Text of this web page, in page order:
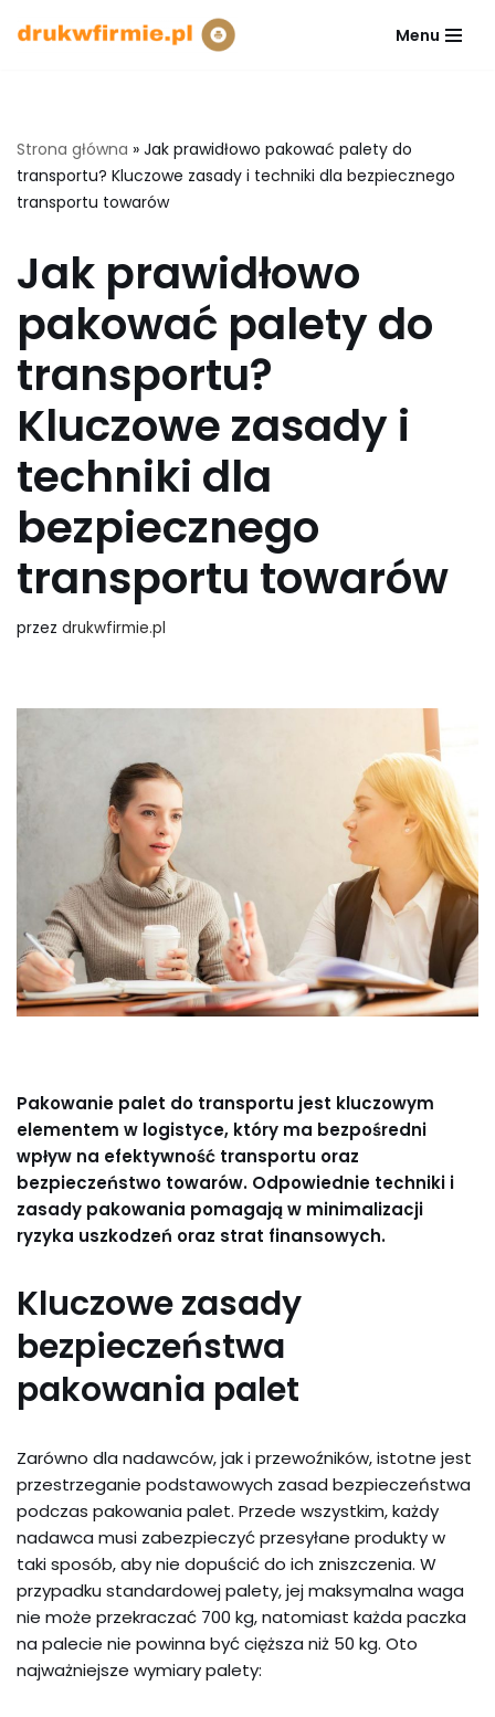
Menu
Strona główna » Jak prawidłowo pakować palety do
transportu? Kluczowe zasady i techniki dla bezpiecznego
transportu towarów
Jak prawidłowo
pakować palety do
transportu?
Kluczowe zasady i
techniki dla
bezpiecznego
transportu towarów
przez drukwfirmie.pl
Pakowanie palet do transportu jest kluczowym
elementem w logistyce, który ma bezpośredni
wpływ na efektywność transportu oraz
bezpieczeństwo towarów. Odpowiednie techniki i
zasady pakowania pomagają w minimalizacji
ryzyka uszkodzeń oraz strat finansowych.
Kluczowe zasady
bezpieczeństwa
pakowania palet
Zarówno dla nadawców, jak i przewoźników, istotne jest
przestrzeganie podstawowych zasad bezpieczeństwa
podczas pakowania palet. Przede wszystkim, każdy
nadawca musi zabezpieczyć przesyłane produkty w
taki sposób, aby nie dopuścić do ich zniszczenia. W
przypadku standardowej palety, jej maksymalna waga
nie może przekraczać 700 kg, natomiast każda paczka
na palecie nie powinna być cięższa niż 50 kg. Oto
najważniejsze wymiary palety: